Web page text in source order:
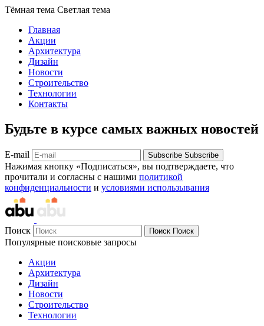
Тёмная тема Светлая тема
Главная
Акции
Архитектура
Дизайн
Новости
Строительство
Технологии
Контакты
Будьте в курсе самых важных новостей
E-mail Subscribe Subscribe
Нажимая кнопку «Подписаться», вы подтверждаете, что
прочитали и согласны с нашими политикой
конфиденциальности и условиями использывания
Поиск Поиск Поиск
Популярные поисковые запросы
Акции
Архитектура
Дизайн
Новости
Строительство
Технологии